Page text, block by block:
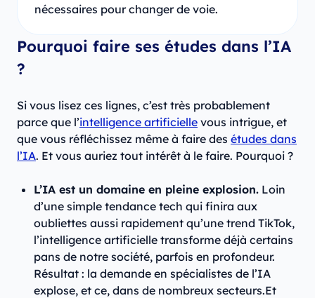
nécessaires pour changer de voie.
Pourquoi faire ses études dans l’IA
?
Si vous lisez ces lignes, c’est très probablement
parce que l’intelligence artificielle vous intrigue, et
que vous réfléchissez même à faire des études dans
l’IA. Et vous auriez tout intérêt à le faire. Pourquoi ?
L’IA est un domaine en pleine explosion. Loin
d’une simple tendance tech qui finira aux
oubliettes aussi rapidement qu’une trend TikTok,
l’intelligence artificielle transforme déjà certains
pans de notre société, parfois en profondeur.
Résultat : la demande en spécialistes de l’IA
explose, et ce, dans de nombreux secteurs.Et